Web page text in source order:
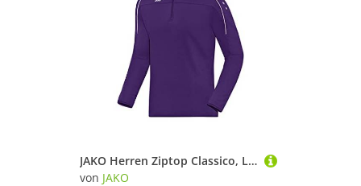
JAKO Herren Ziptop Classico, Lila, 3XL
von JAKO